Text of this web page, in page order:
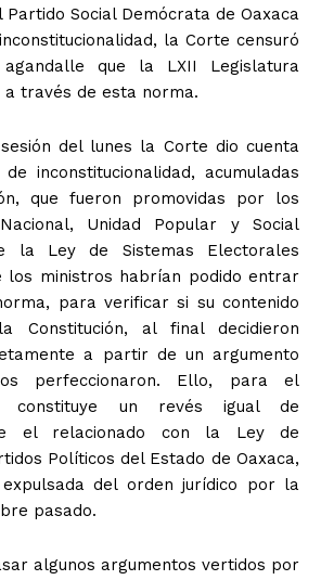
Social Demócrata de Oaxaca
la Corte censuró
que la LXII Legislatura
través de esta norma.
del lunes la Corte dio cuenta
inconstitucionalidad, acumuladas
que fueron promovidas por los
Unidad Popular y Social
la Ley de Sistemas Electorales
los ministros habrían podido entrar
para verificar si su contenido
Constitución, al final decidieron
a partir de un argumento
perfeccionaron. Ello, para el
constituye un revés igual de
el relacionado con la Ley de
Políticos del Estado de Oaxaca,
del orden jurídico por la
pasado.
algunos argumentos vertidos por